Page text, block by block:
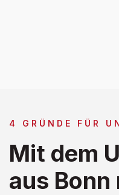
4 GRÜNDE FÜR
Mit dem
aus Bonn